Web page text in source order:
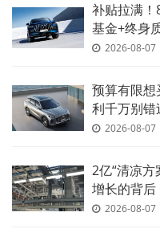
补贴拉满
基金+终身
2026-08-07
预算有限想
利千万别错
2026-08-07
2亿“清凉
增长的背后
2026-08-07